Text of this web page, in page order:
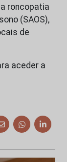
roncopatia
(SAOS),
de
aceder a